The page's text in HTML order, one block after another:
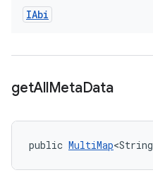
IAbi
getAllMetaData
public MultiMap